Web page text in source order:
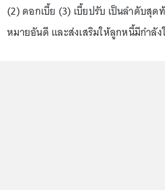
(2) ดอกเบี้ย (3) เบี้ยปรับ เป็นลำดับสุด
หมายอันดี และส่งเสริมให้ลูกหนี้มีกำลั